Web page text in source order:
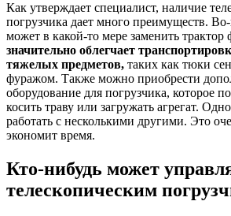
Как утверждает специалист, наличие
погрузчика дает много преимуществ.
может в какой-то мере заменить трактор
значительно облегчает
тяжелых предметов, таких как тюки
фуражом. Также можно приобрести
оборудование для погрузчика, которое
косить траву или загружать агрегат.
работать с несколькими другими. Это
экономит время.
Кто-нибудь может
телескопическим